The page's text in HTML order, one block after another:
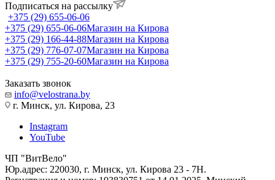
Подписаться на рассылку
+375 (29) 655-06-06
+375 (29) 655-06-06Магазин на Кирова
+375 (29) 166-44-88Магазин на Кирова
+375 (29) 776-07-07Магазин на Кирова
+375 (29) 755-20-60Магазин на Кирова
Заказать звонок
info@velostrana.by
г. Минск, ул. Кирова, 23
Instagram
YouTube
ЧП "ВитВело"
Юр.адрес: 220030, г. Минск, ул. Кирова 23 - 7Н.